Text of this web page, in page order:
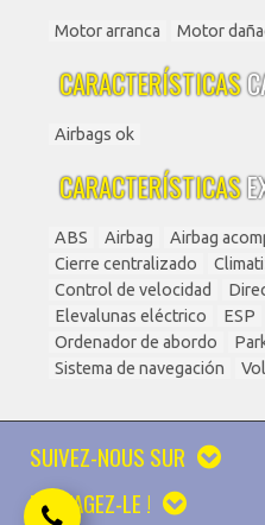
Motor arranca Motor
CARACTERÍSTICAS
Airbags ok
CARACTERÍSTICAS
ABS Airbag Airbag
Cierre centralizado
Control de velocidad
Elevalunas eléctrico
ESP
Ordenador de abordo
Sistema de navegación
SUIVEZ-NOUS SUR
PARTAGEZ-LE !